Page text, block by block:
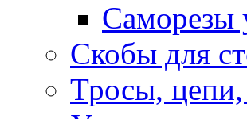
Саморезы
Скобы для
Тросы, цепи,